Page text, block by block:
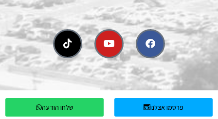
פרסמו אצלנו שלחו הודעה